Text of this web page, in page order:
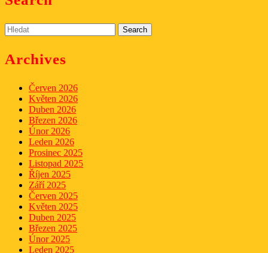
Search
for:
Archives
Červen 2026
Květen 2026
Duben 2026
Březen 2026
Únor 2026
Leden 2026
Prosinec 2025
Listopad 2025
Říjen 2025
Září 2025
Červen 2025
Květen 2025
Duben 2025
Březen 2025
Únor 2025
Leden 2025